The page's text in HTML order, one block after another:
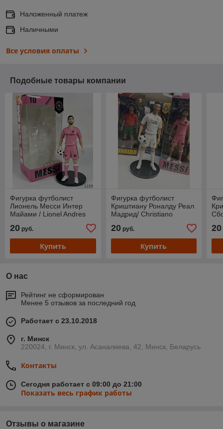
Наложенный платеж
Наличными
Все условия оплаты
Подобные товары компании
Фигурка футболист
Лионель Месси Интер
Майами / Lionel Andres
20 руб.
Купить
Фигурка футболист
Криштиану Роналду Реал
Мадрид/ Christiano
20руб.
Купить
20
О нас
Рейтинг не сформирован
Менее 5 отзывов за последний год
Работает с 23.10.2018
г. Минск
220024, г. Минск, ул. Асаналиева, 42, Минск, Беларусь
Контакты
Сегодня работает с 09:00 до 21:00
Показать весь график работы
Отзывы о магазине